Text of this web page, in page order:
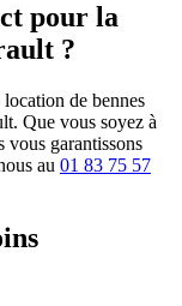
pour la
?
de bennes
Que vous soyez à
vous garantissons
au 01 83 75 57